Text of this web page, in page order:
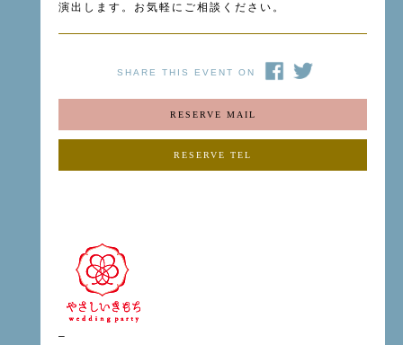
演出します。お気軽にご相談ください。
SHARE THIS EVENT ON
RESERVE MAIL
RESERVE TEL
–